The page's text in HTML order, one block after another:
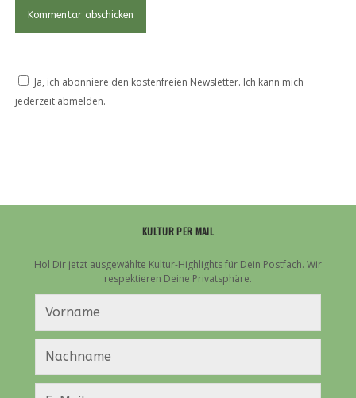
Ja, ich abonniere den kostenfreien Newsletter. Ich kann mich
jederzeit abmelden.
KULTUR PER MAIL
Hol Dir jetzt ausgewählte Kultur-Highlights für Dein Postfach. Wir
respektieren Deine Privatsphäre.